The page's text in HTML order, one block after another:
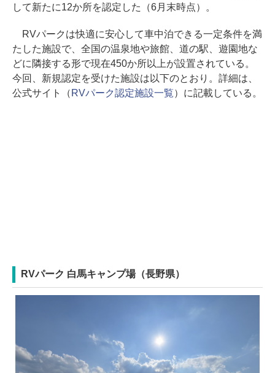
して新たに12か所を認定した（6月末時点）。
RVパークは快適に安心して車中泊できる一定条件を満
たした施設で、全国の温泉地や旅館、道の駅、遊園地な
どに隣接する形で現在450か所以上が設置されている。
今回、新規認定を受けた施設は以下のとおり。詳細は、
公式サイト（ RVパーク認定施設一覧）に記載している。
RVパーク 白馬キャンプ場（長野県）